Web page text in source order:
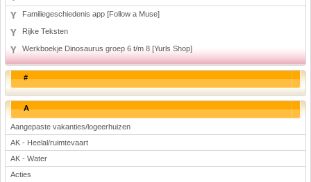
Familiegeschiedenis app [Follow a Muse]
Rijke Teksten
Werkboekje Dinosaurus groep 6 t/m 8 [Yurls Shop]
#
A
Aangepaste vakanties/logeerhuizen
AK - Heelal/ruimtevaart
AK - Water
Acties